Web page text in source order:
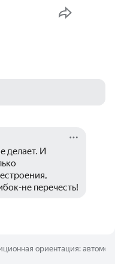
делает. И
не перечесть!
ориентация: